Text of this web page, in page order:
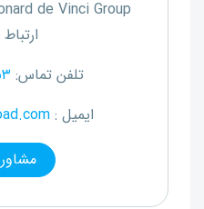
de Vinci Group
تلفن تماس:
ایمیل :